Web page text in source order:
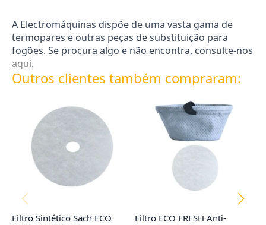
A Electromáquinas dispõe de uma vasta gama de
termopares e outras peças de substituição para
fogões. Se procura algo e não encontra, consulte-nos
aqui.
Outros clientes também compraram:
Filtro Sintético Sach ECO
Filtro ECO FRESH Anti-